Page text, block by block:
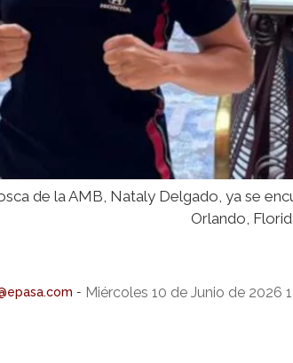
de la AMB, Nataly Delgado, ya se
Orlando,
- Miércoles 10 de Junio de 2026